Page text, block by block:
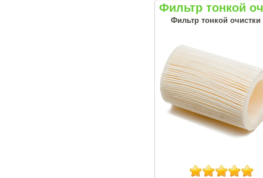
Фильтр тонкой
Фильтр тонкой